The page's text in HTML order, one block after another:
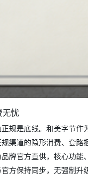
无忧
规是底线。和美字节
渠道的隐形消费、套
牌官方直供，核心功
方保持同步，无强制